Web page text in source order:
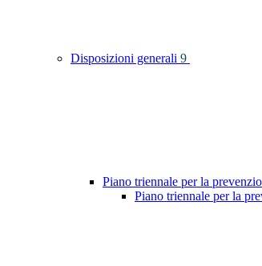
Disposizioni generali 9
Piano triennale per la
Piano triennale per la